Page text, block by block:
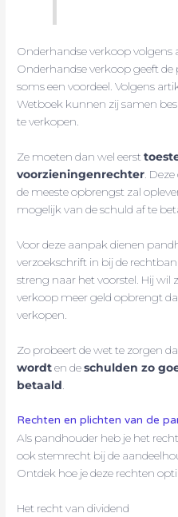
Onderhandse verkoop volgens
Onderhandse verkoop geeft
soms een voordeel. Volgens
Wetboek kunnen zij samen
te verkopen.
Ze moeten dan wel eerst
voorzieningenrechter .
de meeste opbrengst zal
mogelijk van de schuld af te
Voor deze aanpak dienen
verzoekschrift in bij de
streng naar het voorstel. Hij wil
verkoop meer geld opbrengt
verkopen.
Zo probeert de wet te zorgen
wordten deschulden zo
betaald
Rechten en plichten van de
Als pandhouder heb je het
ook stemrecht bij de
Ontdek hoe je deze rechten
Het recht van dividend